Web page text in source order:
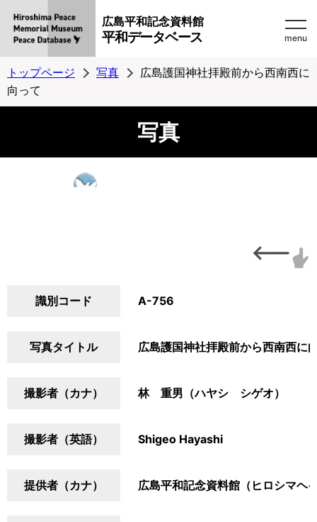
広島平和記念資料館
平和データベース menu
トップページ 写真
広島護国神社拝殿前から西南西に
向って
写真
識別コード A-756
写真タイトル 広島護国神社拝殿前から西南西に
撮影者（カナ） 林 重男（ハヤシ シゲオ）
撮影者（英語） Shigeo Hayashi
提供者（カナ） 広島平和記念資料館（ヒロシマヘ